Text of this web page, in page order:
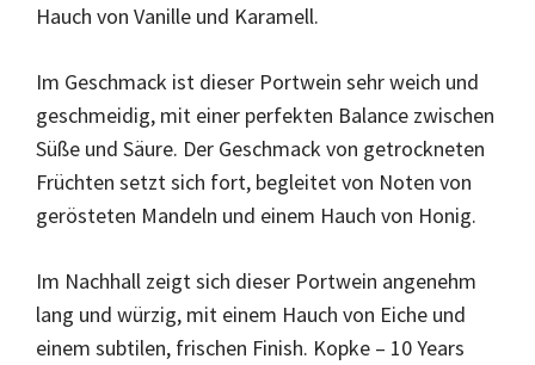
Hauch von Vanille und Karamell.
Im Geschmack ist dieser Portwein sehr weich und
geschmeidig, mit einer perfekten Balance zwischen
Süße und Säure. Der Geschmack von getrockneten
Früchten setzt sich fort, begleitet von Noten von
gerösteten Mandeln und einem Hauch von Honig.
Im Nachhall zeigt sich dieser Portwein angenehm
lang und würzig, mit einem Hauch von Eiche und
einem subtilen, frischen Finish. Kopke – 10 Years